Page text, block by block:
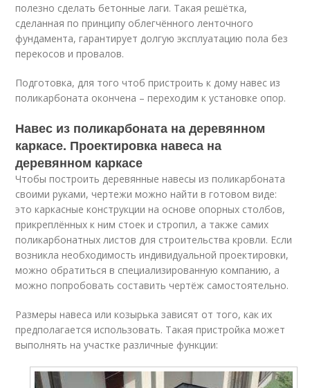
полезно сделать бетонные лаги. Такая решётка,
сделанная по принципу облегчённого ленточного
фундамента, гарантирует долгую эксплуатацию пола без
перекосов и провалов.
Подготовка, для того чтоб пристроить к дому навес из
поликарбоната окончена – переходим к установке опор.
Навес из поликарбоната на деревянном
каркасе. Проектировка навеса на
деревянном каркасе
Чтобы построить деревянные навесы из поликарбоната
своими руками, чертежи можно найти в готовом виде:
это каркасные конструкции на основе опорных столбов,
прикреплённых к ним стоек и стропил, а также самих
поликарбонатных листов для строительства кровли. Если
возникла необходимость индивидуальной проектировки,
можно обратиться в специализированную компанию, а
можно попробовать составить чертёж самостоятельно.
Размеры навеса или козырька зависят от того, как их
предполагается использовать. Такая пристройка может
выполнять на участке различные функции: